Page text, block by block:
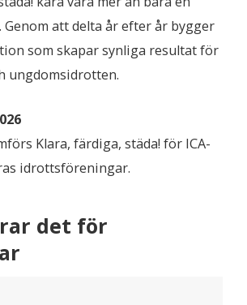
Genom att delta år efter år bygger
som skapar synliga resultat för
ungdomsidrotten.
Klara, färdiga, städa! för ICA-
idrottsföreningar.
det för